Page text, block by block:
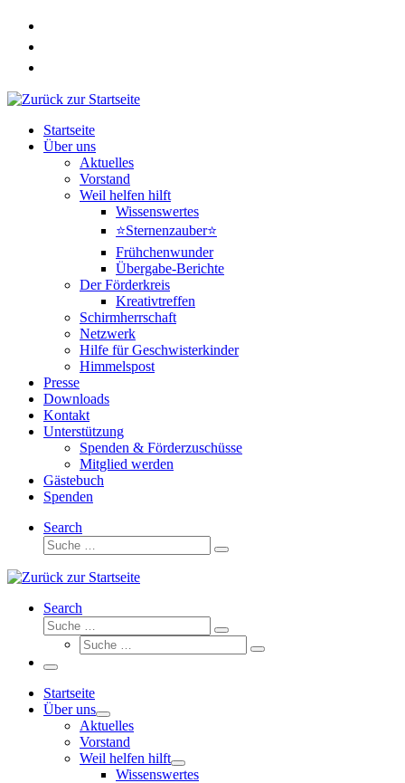
Zum
springen
Startseite
Über uns
Aktuelles
Vorstand
Weil helfen hilft
Wissenswertes
⭐Sternenzauber⭐
Frühchenwunder
Übergabe-Berichte
Der Förderkreis
Kreativtreffen
Schirmherrschaft
Netzwerk
Hilfe für Geschwisterkinder
Himmelspost
Presse
Downloads
Kontakt
Unterstützung
Spenden & Förderzuschüsse
Mitglied werden
Gästebuch
Spenden
Search
Suche
Suche
Search
Suche
Suche
Suche
Suche
Menü
Startseite
Über uns
Aktuelles
Vorstand
Weil helfen hilft
Wissenswertes